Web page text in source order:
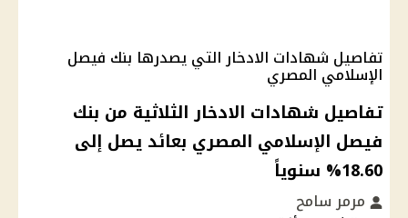
تفاصيل شهادات الادخار التي يصدرها بنك فيصل
الإسلامي المصري
تفاصيل شهادات الادخار الثلاثية من بنك
فيصل الإسلامي المصري بعائد يصل إلى
18.60% سنوياً
مرمر سامح